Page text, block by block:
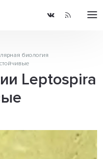
биология
Leptospira